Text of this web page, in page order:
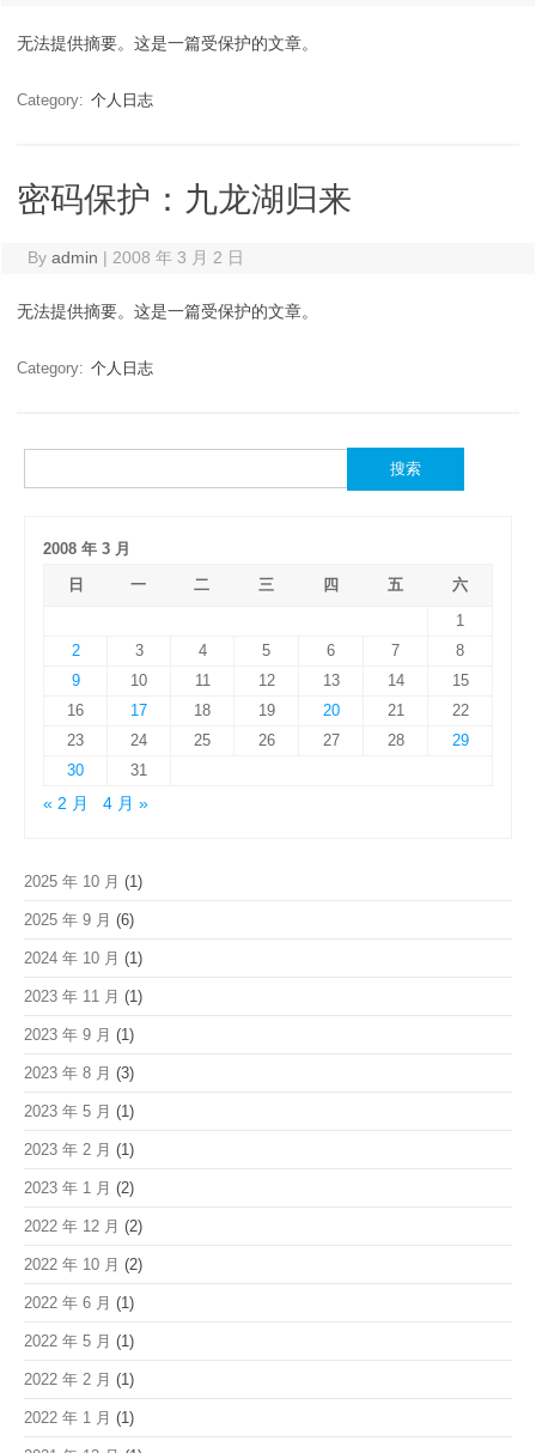
无法提供摘要。这是一篇受保护的文章。
Category: 个人日志
密码保护：九龙湖归来
By admin | 2008 年 3 月 2 日
无法提供摘要。这是一篇受保护的文章。
Category: 个人日志
索：
2008 年 3 月
日
一 二 三 四 五
六
1
2
3 4 5 6 7
8
9
10 11 12 13 14
15
16
17 18 19 20 21
22
23
24 25 26 27 28
29
30
31
« 2 月
4 月 »
2025 年 10 月 (1)
2025 年 9 月 (6)
2024 年 10 月 (1)
2023 年 11 月 (1)
2023 年 9 月 (1)
2023 年 8 月 (3)
2023 年 5 月 (1)
2023 年 2 月 (1)
2023 年 1 月 (2)
2022 年 12 月 (2)
2022 年 10 月 (2)
2022 年 6 月 (1)
2022 年 5 月 (1)
2022 年 2 月 (1)
2022 年 1 月 (1)